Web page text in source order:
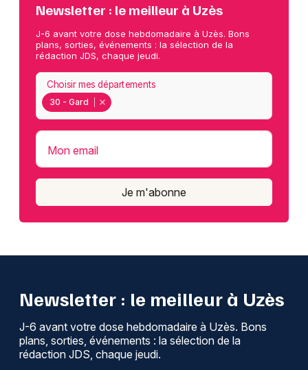
Newsletter : le meilleur à Uzès
J-6 avant votre dose hebdomadaire à Uzès. Bons
plans, sorties, événements : la sélection de la
rédaction JDS, chaque jeudi.
30 - Gard
Choisir mes départements
Mon email
Je m'abonne
Newsletter : le meilleur à Uzès
J-6 avant votre dose hebdomadaire à Uzès. Bons
plans, sorties, événements : la sélection de la
rédaction JDS, chaque jeudi.